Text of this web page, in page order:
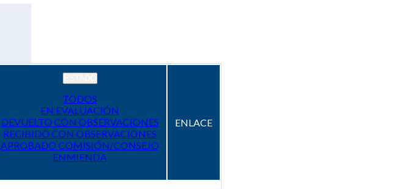
TODOS
EN EVALUACIÓN
DEVUELTO CON OBSERVACIONES
RECIBIDO CON OBSERVACIONES
APROBADO COMISIÓN/CONSEJO
ENMIENDA
ENLACE